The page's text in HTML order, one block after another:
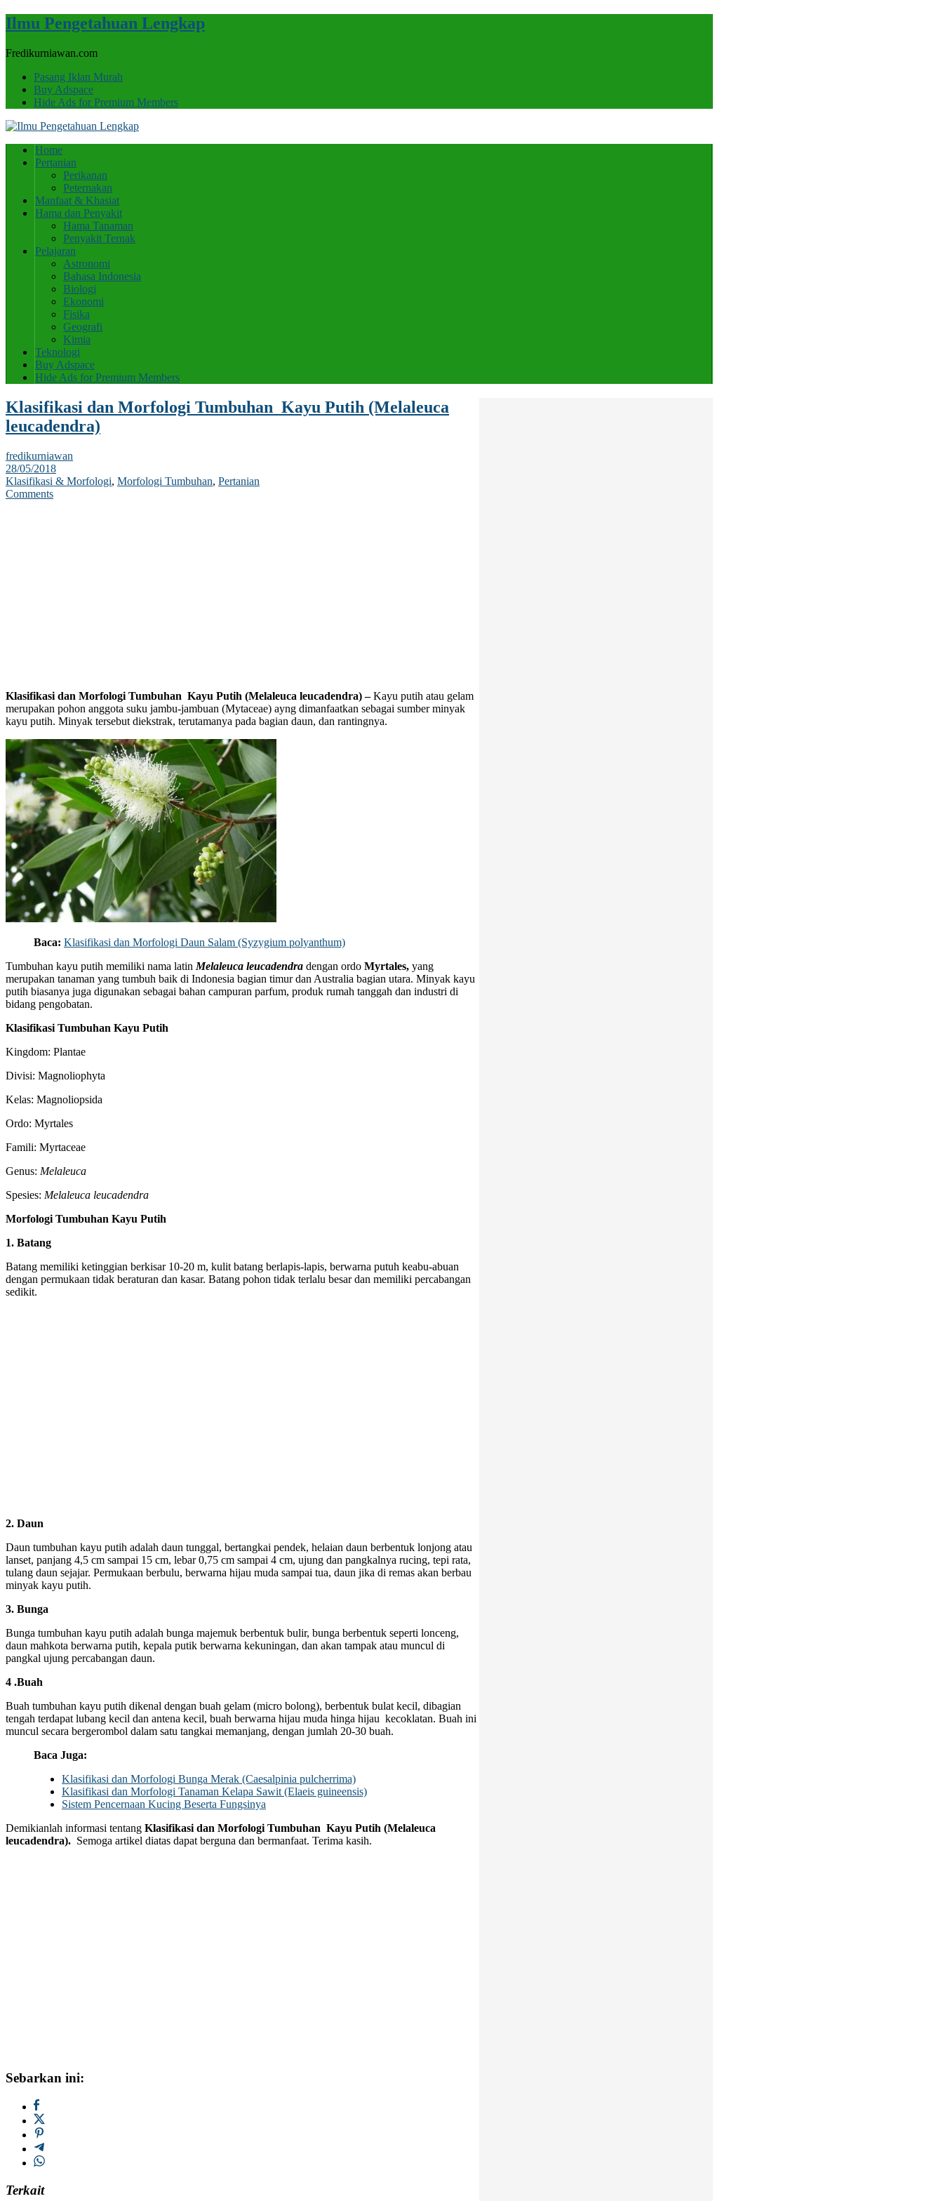
Ilmu Pengetahuan Lengkap
Fredikurniawan.com
Pasang Iklan Murah
Buy Adspace
Hide Ads for Premium Members
Home
Pertanian
Perikanan
Peternakan
Manfaat & Khasiat
Hama dan Penyakit
Hama Tanaman
Penyakit Ternak
Pelajaran
Astronomi
Bahasa Indonesia
Biologi
Ekonomi
Fisika
Geografi
Kimia
Teknologi
Buy Adspace
Hide Ads for Premium Members
Klasifikasi dan Morfologi Tumbuhan Kayu Putih (Melaleuca
leucadendra)
fredikurniawan
28/05/2018
Klasifikasi & Morfologi, Morfologi Tumbuhan, Pertanian
Comments
Klasifikasi dan Morfologi Tumbuhan Kayu Putih (Melaleuca leucadendra) –Kayu putih atau gelam
merupakan pohon anggota suku jambu-jambuan (Mytaceae) ayng dimanfaatkan sebagai sumber minyak
kayu putih. Minyak tersebut diekstrak, terutamanya pada bagian daun, dan rantingnya.
Baca: Klasifikasi dan Morfologi Daun Salam (Syzygium polyanthum)
Tumbuhan kayu putih memiliki nama latin Melaleuca leucadendra dengan ordo Myrtales, yang
merupakan tanaman yang tumbuh baik di Indonesia bagian timur dan Australia bagian utara. Minyak kayu
putih biasanya juga digunakan sebagai bahan campuran parfum, produk rumah tanggah dan industri di
bidang pengobatan.
Klasifikasi Tumbuhan Kayu Putih
Kingdom: Plantae
Divisi: Magnoliophyta
Kelas: Magnoliopsida
Ordo: Myrtales
Famili: Myrtaceae
Genus: Melaleuca
Spesies: Melaleuca leucadendra
Morfologi Tumbuhan Kayu Putih
1. Batang
Batang memiliki ketinggian berkisar 10-20 m, kulit batang berlapis-lapis, berwarna putuh keabu-abuan
dengan permukaan tidak beraturan dan kasar. Batang pohon tidak terlalu besar dan memiliki percabangan
sedikit.
2. Daun
Daun tumbuhan kayu putih adalah daun tunggal, bertangkai pendek, helaian daun berbentuk lonjong atau
lanset, panjang 4,5 cm sampai 15 cm, lebar 0,75 cm sampai 4 cm, ujung dan pangkalnya rucing, tepi rata,
tulang daun sejajar. Permukaan berbulu, berwarna hijau muda sampai tua, daun jika di remas akan berbau
minyak kayu putih.
3. Bunga
Bunga tumbuhan kayu putih adalah bunga majemuk berbentuk bulir, bunga berbentuk seperti lonceng,
daun mahkota berwarna putih, kepala putik berwarna kekuningan, dan akan tampak atau muncul di
pangkal ujung percabangan daun.
4 .Buah
Buah tumbuhan kayu putih dikenal dengan buah gelam (micro bolong), berbentuk bulat kecil, dibagian
tengah terdapat lubang kecil dan antena kecil, buah berwarna hijau muda hinga hijau kecoklatan. Buah ini
muncul secara bergerombol dalam satu tangkai memanjang, dengan jumlah 20-30 buah.
Baca Juga:
Klasifikasi dan Morfologi Bunga Merak (Caesalpinia pulcherrima)
Klasifikasi dan Morfologi Tanaman Kelapa Sawit (Elaeis guineensis)
Sistem Pencernaan Kucing Beserta Fungsinya
Demikianlah informasi tentang Klasifikasi dan Morfologi Tumbuhan Kayu Putih (Melaleuca
leucadendra). Semoga artikel diatas dapat berguna dan bermanfaat. Terima kasih.
Sebarkan ini:
Terkait